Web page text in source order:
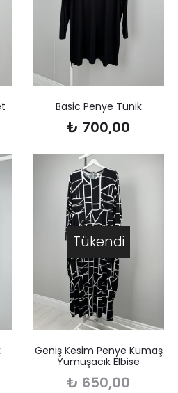
Basic Penye Tunik
₺ 700,00
Tükendi
Geniş Kesim Penye Kumaş
Yumuşacık Elbise
₺ 650,00